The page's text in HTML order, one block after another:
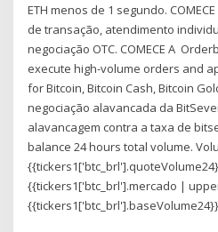
ETH menos de 1 segundo.
de transação, atendimento
negociação OTC. COMECE A
execute high-volume orders and
for Bitcoin, Bitcoin Cash, Bitcoin
negociação alavancada da
alavancagem contra a taxa de
balance 24 hours total volume.
{{tickers1['btc_brl'].mercado |